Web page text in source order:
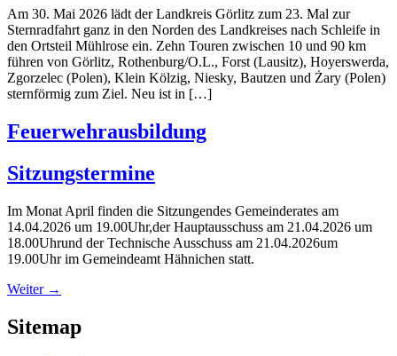
Am 30. Mai 2026 lädt der Landkreis Görlitz zum 23. Mal zur
Sternradfahrt ganz in den Norden des Landkreises nach Schleife in
den Ortsteil Mühlrose ein. Zehn Touren zwischen 10 und 90 km
führen von Görlitz, Rothenburg/O.L., Forst (Lausitz), Hoyerswerda,
Zgorzelec (Polen), Klein Kölzig, Niesky, Bautzen und Żary (Polen)
sternförmig zum Ziel. Neu ist in […]
Feuerwehrausbildung
Sitzungstermine
Im Monat April finden die Sitzungendes Gemeinderates am
14.04.2026 um 19.00Uhr,der Hauptausschuss am 21.04.2026 um
18.00Uhrund der Technische Ausschuss am 21.04.2026um
19.00Uhr im Gemeindeamt Hähnichen statt.
Weiter →
Sitemap